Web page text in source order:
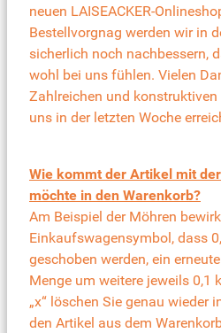
neuen LAISEACKER-
Bestellvorgnag werden wir in
sicherlich noch nachbessern,
wohl bei uns fühlen. Vielen
Zahlreichen und
uns in der letzten Woche
Wie kommt der Artikel mit
möchte in den Warenkorb?
Am Beispiel der Möhren
Einkaufswagensymbol, dass
geschoben werden, ein
Menge um weitere jeweils 0,1
„x“ löschen Sie genau wieder
den Artikel aus dem